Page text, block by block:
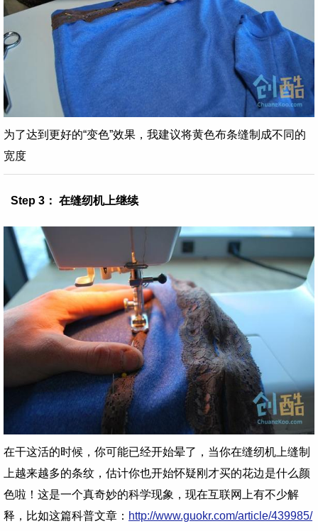
为了达到更好的“变色”效果，我建议将黄色布条缝制成不同的
宽度
Step 3： 在缝纫机上继续
在干这活的时候，你可能已经开始晕了，当你在缝纫机上缝制
上越来越多的条纹，估计你也开始怀疑刚才买的花边是什么颜
色啦！这是一个真奇妙的科学现象，现在互联网上有不少解
释，比如这篇科普文章： http://www.guokr.com/article/439985/